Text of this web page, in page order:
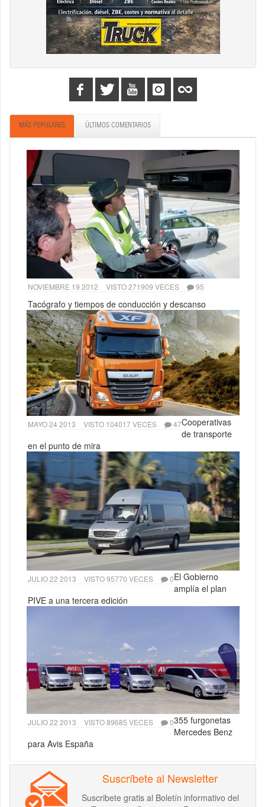
MÁS POPULARES ÚLTIMOS COMENTARIOS
NOVIEMBRE 19 2012 VISTO 271909 VECES 95
Tacógrafo y tiempos de conducción y descanso
MAYO 24 2013 VISTO 104017 VECES 47Cooperativas
de transporte
en el punto de mira
JULIO 22 2013 VISTO 95770 VECES 0El Gobierno
amplía el plan
PIVE a una tercera edición
JULIO 22 2013 VISTO 89685 VECES 0355 furgonetas
Mercedes Benz
para Avis España
Suscríbete al Newsletter
Suscribete gratis al Boletín informativo del